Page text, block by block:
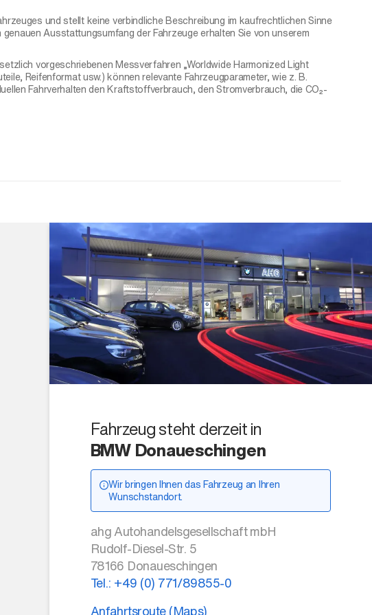
und stellt keine verbindliche Beschreibung im kaufrechtlichen Sinne
Ausstattungsumfang der Fahrzeuge erhalten Sie von unserem
vorgeschriebenen Messverfahren „Worldwide Harmonized Light
Reifenformat usw.) können relevante Fahrzeugparameter, wie z. B.
Fahrverhalten den Kraftstoffverbrauch, den Stromverbrauch, die CO₂-
Fahrzeug steht derzeit in
BMW Donaueschingen
Wir bringen Ihnen das Fahrzeug an Ihren
Wunschstandort.
ahg Autohandelsgesellschaft mbH
Rudolf-Diesel-Str. 5
78166 Donaueschingen
Tel.: +49 (0) 771/89855-0
Anfahrtsroute (Maps)